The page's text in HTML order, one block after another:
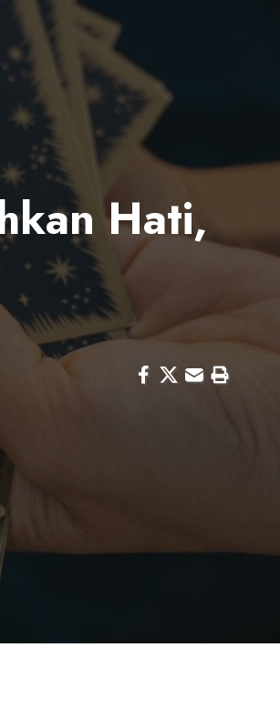
Hati,